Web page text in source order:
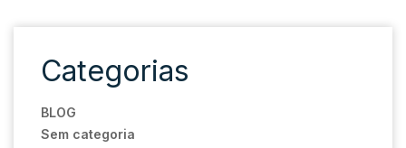
Categorias
BLOG
Sem categoria